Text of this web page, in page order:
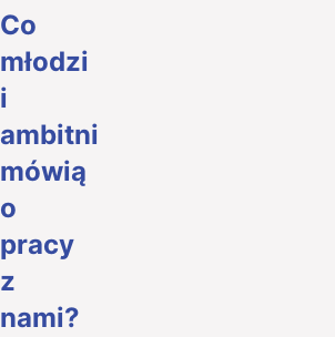
Co
młodzi
i
ambitni
mówią
o
pracy
z
nami?